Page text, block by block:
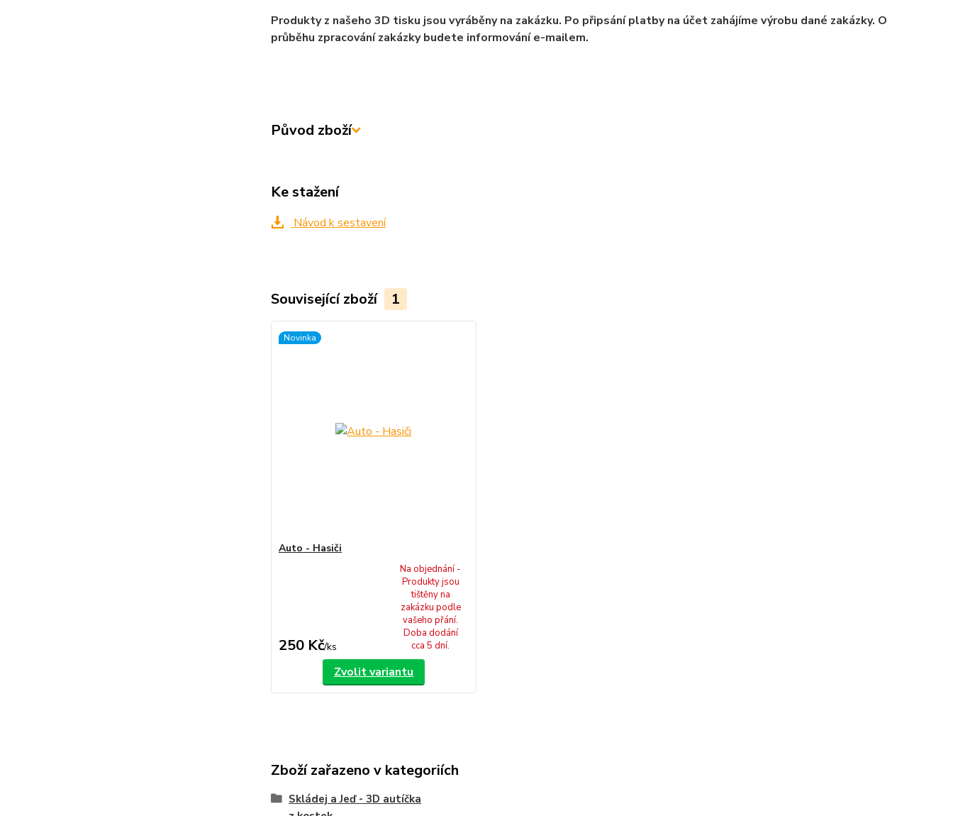
Produkty z našeho 3D tisku jsou vyráběny na zakázku. Po připsání platby na účet zahájíme výrobu dané zakázky. O
průběhu zpracování zakázky budete informování e-mailem.
Původ zboží
Ke stažení
Návod k sestavení
Související zboží 1
Novinka
Auto - Hasiči
250 Kč/ks
Na objednání -
Produkty jsou
tištěny na
zakázku podle
vašeho přání.
Doba dodání
cca 5 dní.
Zvolit variantu
Zboží zařazeno v kategoriích
Skládej a Jeď - 3D autíčka